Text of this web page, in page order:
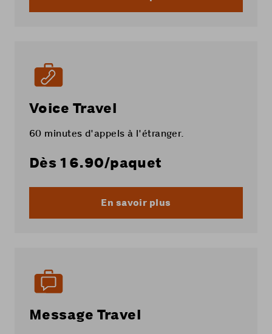
Voice Travel
60 minutes d'appels à l'étranger.
Dès 16.90/paquet
En savoir plus
Message Travel